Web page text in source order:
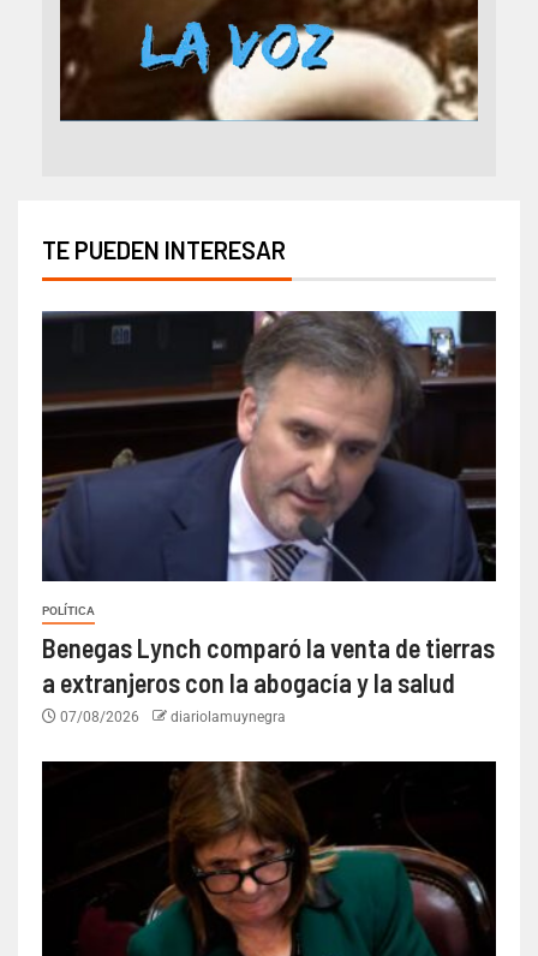
TE PUEDEN INTERESAR
POLÍTICA
Benegas Lynch comparó la venta de tierras
a extranjeros con la abogacía y la salud
07/08/2026 diariolamuynegra